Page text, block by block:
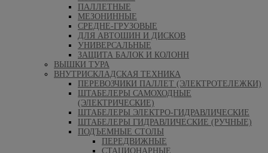
ПАЛЛЕТНЫЕ
МЕЗОНИННЫЕ
СРЕДНЕ-ГРУЗОВЫЕ
ДЛЯ АВТОШИН И ДИСКОВ
УНИВЕРСАЛЬНЫЕ
ЗАЩИТА БАЛОК И КОЛОНН
ВЫШКИ ТУРА
ВНУТРИСКЛАДСКАЯ ТЕХНИКА
ПЕРЕВОЗЧИКИ ПАЛЛЕТ (ЭЛЕКТРОТЕЛЕЖКИ)
ШТАБЕЛЕРЫ САМОХОДНЫЕ
(ЭЛЕКТРИЧЕСКИЕ)
ШТАБЕЛЕРЫ ЭЛЕКТРО-ГИДРАВЛИЧЕСКИЕ
ШТАБЕЛЕРЫ ГИДРАВЛИЧЕСКИЕ (РУЧНЫЕ)
ПОДЪЕМНЫЕ СТОЛЫ
ПЕРЕДВИЖНЫЕ
СТАЦИОНАРНЫЕ